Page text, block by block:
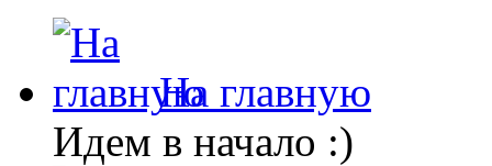
На главную
Идем в начало :)